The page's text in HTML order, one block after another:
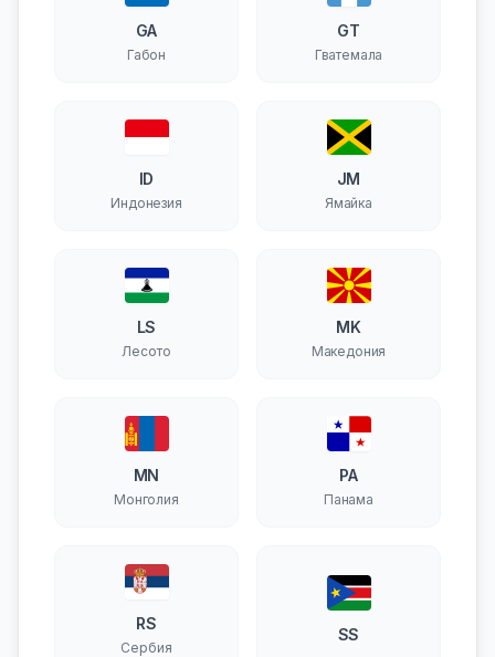
GA
Габон
GT
Гватемала
ID
Индонезия
JM
Ямайка
LS
Лесото
MK
Македония
MN
Монголия
PA
Панама
RS
Сербия
SS